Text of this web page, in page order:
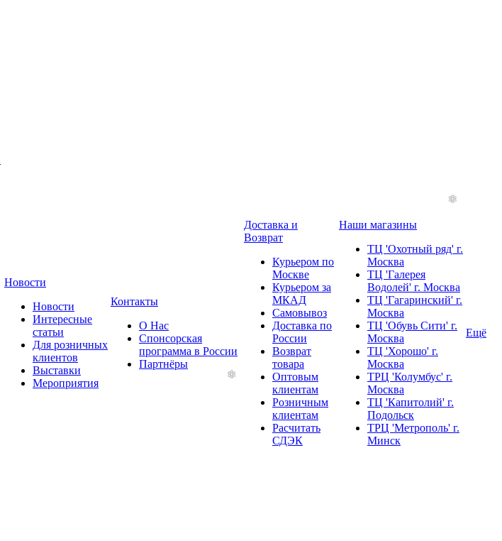
Новости
Новости
Интересные
статьи
Для розничных
клиентов
Выставки
Мероприятия
Контакты
О Нас
Спонсорская
программа в России
Партнёры
Доставка и
Возврат
Курьером по
Москве
Курьером за
МКАД
Самовывоз
Доставка по
России
Возврат
товара
Оптовым
клиентам
Розничным
клиентам
Расчитать
СДЭК
Наши магазины
ТЦ 'Охотный ряд' г.
Москва
ТЦ 'Галерея
Водолей' г. Москва
ТЦ 'Гагаринский' г.
Москва
ТЦ 'Обувь Сити' г.
Москва
ТЦ 'Хорошо' г.
Москва
ТРЦ 'Колумбус' г.
Москва
ТЦ 'Капитолий' г.
Подольск
ТРЦ 'Метрополь' г.
Минск
Ещё